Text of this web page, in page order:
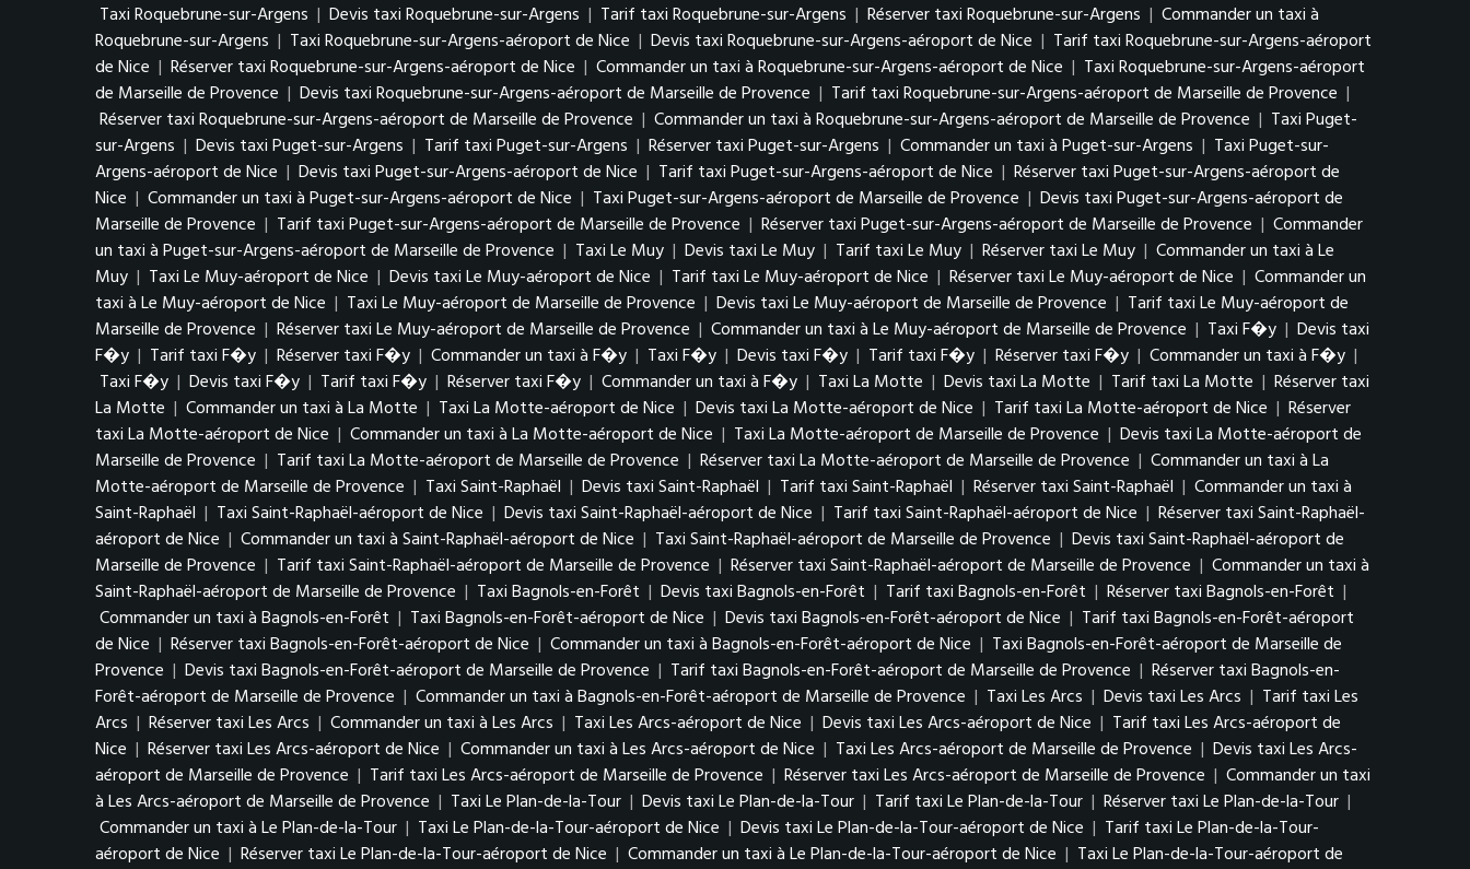
Taxi Roquebrune-sur-Argens | Devis taxi Roquebrune-sur-Argens | Tarif taxi Roquebrune-sur-Argens | Réserver taxi Roquebrune-sur-Argens | Commander un taxi à
Roquebrune-sur-Argens | Taxi Roquebrune-sur-Argens-aéroport de Nice | Devis taxi Roquebrune-sur-Argens-aéroport de Nice | Tarif taxi Roquebrune-sur-Argens-aéroport
de Nice | Réserver taxi Roquebrune-sur-Argens-aéroport de Nice | Commander un taxi à Roquebrune-sur-Argens-aéroport de Nice | Taxi Roquebrune-sur-Argens-aéroport
de Marseille de Provence | Devis taxi Roquebrune-sur-Argens-aéroport de Marseille de Provence | Tarif taxi Roquebrune-sur-Argens-aéroport de Marseille de Provence |
Réserver taxi Roquebrune-sur-Argens-aéroport de Marseille de Provence | Commander un taxi à Roquebrune-sur-Argens-aéroport de Marseille de Provence | Taxi Puget-
sur-Argens | Devis taxi Puget-sur-Argens | Tarif taxi Puget-sur-Argens | Réserver taxi Puget-sur-Argens | Commander un taxi à Puget-sur-Argens | Taxi Puget-sur-
Argens-aéroport de Nice | Devis taxi Puget-sur-Argens-aéroport de Nice | Tarif taxi Puget-sur-Argens-aéroport de Nice | Réserver taxi Puget-sur-Argens-aéroport de
Nice | Commander un taxi à Puget-sur-Argens-aéroport de Nice | Taxi Puget-sur-Argens-aéroport de Marseille de Provence | Devis taxi Puget-sur-Argens-aéroport de
Marseille de Provence | Tarif taxi Puget-sur-Argens-aéroport de Marseille de Provence | Réserver taxi Puget-sur-Argens-aéroport de Marseille de Provence | Commander
un taxi à Puget-sur-Argens-aéroport de Marseille de Provence | Taxi Le Muy | Devis taxi Le Muy | Tarif taxi Le Muy | Réserver taxi Le Muy | Commander un taxi à Le
Muy | Taxi Le Muy-aéroport de Nice | Devis taxi Le Muy-aéroport de Nice | Tarif taxi Le Muy-aéroport de Nice | Réserver taxi Le Muy-aéroport de Nice | Commander un
taxi à Le Muy-aéroport de Nice | Taxi Le Muy-aéroport de Marseille de Provence | Devis taxi Le Muy-aéroport de Marseille de Provence | Tarif taxi Le Muy-aéroport de
Marseille de Provence | Réserver taxi Le Muy-aéroport de Marseille de Provence | Commander un taxi à Le Muy-aéroport de Marseille de Provence | Taxi F�y | Devis taxi
F�y | Tarif taxi F�y | Réserver taxi F�y | Commander un taxi à F�y | Taxi F�y | Devis taxi F�y | Tarif taxi F�y | Réserver taxi F�y | Commander un taxi à F�y |
Taxi F�y | Devis taxi F�y | Tarif taxi F�y | Réserver taxi F�y | Commander un taxi à F�y | Taxi La Motte | Devis taxi La Motte | Tarif taxi La Motte | Réserver taxi
La Motte | Commander un taxi à La Motte | Taxi La Motte-aéroport de Nice | Devis taxi La Motte-aéroport de Nice | Tarif taxi La Motte-aéroport de Nice | Réserver
taxi La Motte-aéroport de Nice | Commander un taxi à La Motte-aéroport de Nice | Taxi La Motte-aéroport de Marseille de Provence | Devis taxi La Motte-aéroport de
Marseille de Provence | Tarif taxi La Motte-aéroport de Marseille de Provence | Réserver taxi La Motte-aéroport de Marseille de Provence | Commander un taxi à La
Motte-aéroport de Marseille de Provence | Taxi Saint-Raphaël | Devis taxi Saint-Raphaël | Tarif taxi Saint-Raphaël | Réserver taxi Saint-Raphaël | Commander un taxi à
Saint-Raphaël | Taxi Saint-Raphaël-aéroport de Nice | Devis taxi Saint-Raphaël-aéroport de Nice | Tarif taxi Saint-Raphaël-aéroport de Nice | Réserver taxi Saint-Raphaël-
aéroport de Nice | Commander un taxi à Saint-Raphaël-aéroport de Nice | Taxi Saint-Raphaël-aéroport de Marseille de Provence | Devis taxi Saint-Raphaël-aéroport de
Marseille de Provence | Tarif taxi Saint-Raphaël-aéroport de Marseille de Provence | Réserver taxi Saint-Raphaël-aéroport de Marseille de Provence | Commander un taxi à
Saint-Raphaël-aéroport de Marseille de Provence | Taxi Bagnols-en-Forêt | Devis taxi Bagnols-en-Forêt | Tarif taxi Bagnols-en-Forêt | Réserver taxi Bagnols-en-Forêt |
Commander un taxi à Bagnols-en-Forêt | Taxi Bagnols-en-Forêt-aéroport de Nice | Devis taxi Bagnols-en-Forêt-aéroport de Nice | Tarif taxi Bagnols-en-Forêt-aéroport
de Nice | Réserver taxi Bagnols-en-Forêt-aéroport de Nice | Commander un taxi à Bagnols-en-Forêt-aéroport de Nice | Taxi Bagnols-en-Forêt-aéroport de Marseille de
Provence | Devis taxi Bagnols-en-Forêt-aéroport de Marseille de Provence | Tarif taxi Bagnols-en-Forêt-aéroport de Marseille de Provence | Réserver taxi Bagnols-en-
Forêt-aéroport de Marseille de Provence | Commander un taxi à Bagnols-en-Forêt-aéroport de Marseille de Provence | Taxi Les Arcs | Devis taxi Les Arcs | Tarif taxi Les
Arcs | Réserver taxi Les Arcs | Commander un taxi à Les Arcs | Taxi Les Arcs-aéroport de Nice | Devis taxi Les Arcs-aéroport de Nice | Tarif taxi Les Arcs-aéroport de
Nice | Réserver taxi Les Arcs-aéroport de Nice | Commander un taxi à Les Arcs-aéroport de Nice | Taxi Les Arcs-aéroport de Marseille de Provence | Devis taxi Les Arcs-
aéroport de Marseille de Provence | Tarif taxi Les Arcs-aéroport de Marseille de Provence | Réserver taxi Les Arcs-aéroport de Marseille de Provence | Commander un taxi
à Les Arcs-aéroport de Marseille de Provence | Taxi Le Plan-de-la-Tour | Devis taxi Le Plan-de-la-Tour | Tarif taxi Le Plan-de-la-Tour | Réserver taxi Le Plan-de-la-Tour |
Commander un taxi à Le Plan-de-la-Tour | Taxi Le Plan-de-la-Tour-aéroport de Nice | Devis taxi Le Plan-de-la-Tour-aéroport de Nice | Tarif taxi Le Plan-de-la-Tour-
aéroport de Nice | Réserver taxi Le Plan-de-la-Tour-aéroport de Nice | Commander un taxi à Le Plan-de-la-Tour-aéroport de Nice | Taxi Le Plan-de-la-Tour-aéroport de